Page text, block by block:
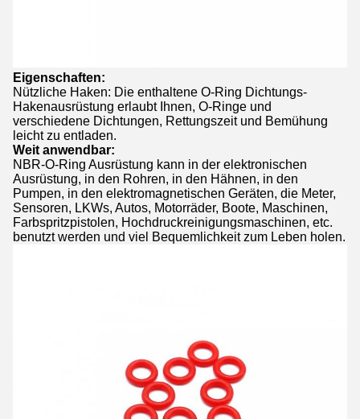
Eigenschaften:
Nützliche Haken: Die enthaltene O-Ring Dichtungs-
Hakenausrüstung erlaubt Ihnen, O-Ringe und
verschiedene Dichtungen, Rettungszeit und Bemühung
leicht zu entladen.
Weit anwendbar:
NBR-O-Ring Ausrüstung kann in der elektronischen
Ausrüstung, in den Rohren, in den Hähnen, in den
Pumpen, in den elektromagnetischen Geräten, die Meter,
Sensoren, LKWs, Autos, Motorräder, Boote, Maschinen,
Farbspritzpistolen, Hochdruckreinigungsmaschinen, etc.
benutzt werden und viel Bequemlichkeit zum Leben holen.